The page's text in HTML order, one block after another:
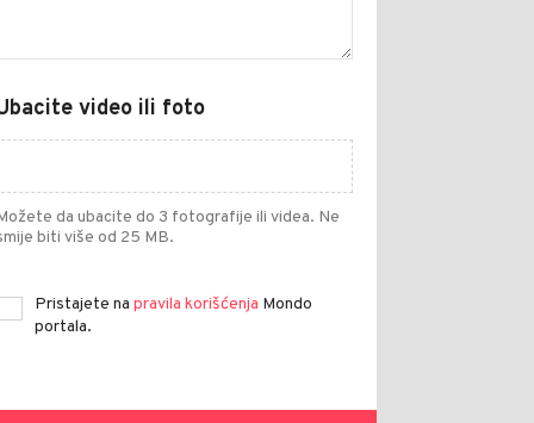
video ili foto
da ubacite do 3 fotografije ili videa. Ne
biti više od 25 MB.
Pristajete na pravila korišćenja Mondo
portala.